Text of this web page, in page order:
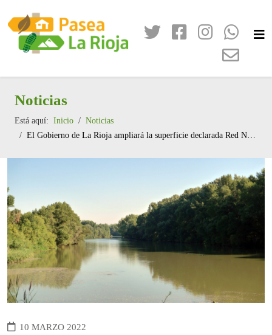
Noticias
Está aquí: Inicio
Noticias
El Gobierno de La Rioja ampliará la superficie declarada Red Natura 2000
10 MARZO 2022